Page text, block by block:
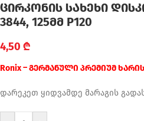
ცირკონის სახეხი
3844, 125მმ P120
4,50 ₾
Ronix – გერმანული პრემიუმ
დარეკეთ ყიდვამდე მარაგის